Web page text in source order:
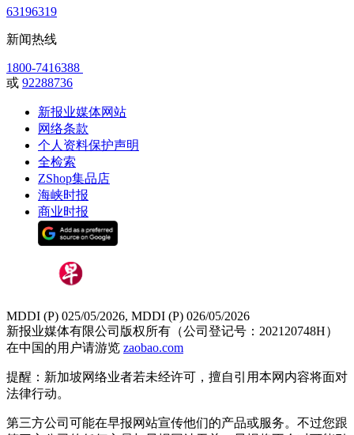
63196319
新闻热线
1800-7416388
或 92288736
新报业媒体网站
网络条款
个人资料保护声明
全检索
ZShop集品店
海峡时报
商业时报
MDDI (P) 025/05/2026, MDDI (P) 026/05/2026
新报业媒体有限公司版权所有（公司登记号：202120748H）
在中国的用户请游览 zaobao.com
提醒：新加坡网络业者若未经许可，擅自引用本网内容将面对
法律行动。
第三方公司可能在早报网站宣传他们的产品或服务。不过您跟